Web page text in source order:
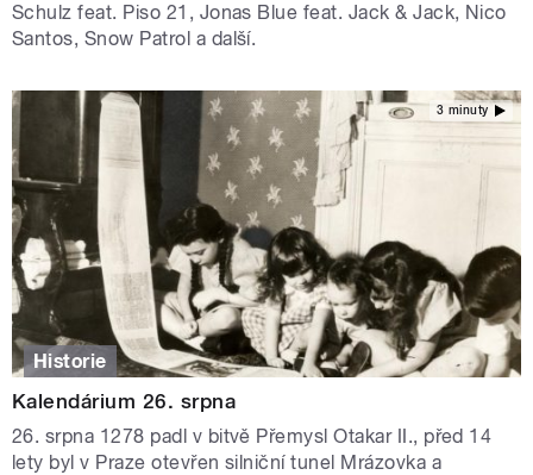
Schulz feat. Piso 21, Jonas Blue feat. Jack & Jack, Nico
Santos, Snow Patrol a další.
3 minuty
Historie
Kalendárium 26. srpna
26. srpna 1278 padl v bitvě Přemysl Otakar II., před 14
lety byl v Praze otevřen silniční tunel Mrázovka a